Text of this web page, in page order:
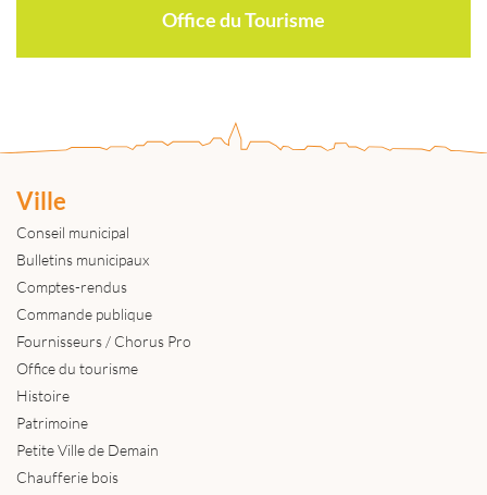
Office du Tourisme
Ville
Conseil municipal
Bulletins municipaux
Comptes-rendus
Commande publique
Fournisseurs / Chorus Pro
Office du tourisme
Histoire
Patrimoine
Petite Ville de Demain
Chaufferie bois